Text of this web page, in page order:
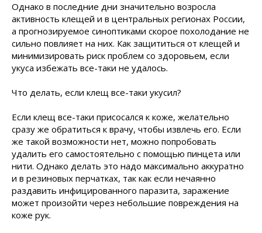
Однако в последние дни значительно возросла
активность клещей и в центральных регионах России,
а прогнозируемое синоптиками скорое похолодание не
сильно повлияет на них. Как защититься от клещей и
минимизировать риск проблем со здоровьем, если
укуса избежать все-таки не удалось.
Что делать, если клещ все-таки укусил?
Если клещ все-таки присосался к коже, желательно
сразу же обратиться к врачу, чтобы извлечь его. Если
же такой возможности нет, можно попробовать
удалить его самостоятельно с помощью пинцета или
нити. Однако делать это надо максимально аккуратно
и в резиновых перчатках, так как если нечаянно
раздавить инфицированного паразита, заражение
может произойти через небольшие повреждения на
коже рук.